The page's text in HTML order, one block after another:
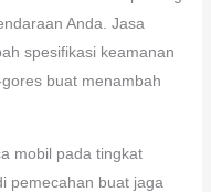
Anda. Jasa
spesifikasi keamanan
buat menambah
mobil pada tingkat
pemecahan buat jaga